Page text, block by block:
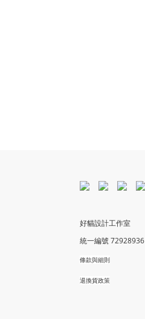
好貓設計工作室
統一編號 72928936
條款與細則
退換貨政策